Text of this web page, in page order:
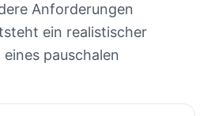
Anforderungen
ein realistischer
pauschalen